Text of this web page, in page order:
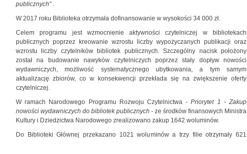
publicznych".
W 2017 roku Biblioteka otrzymała dofinansowanie w wysokości 34 000 zł.
Celem programu jest wzmocnienie aktywności czytelniczej w bibliotekach
publicznych poprzez kreowanie wzrostu liczby wypożyczanych publikacji oraz
wzrostu liczby czytelników bibliotek publicznych. Szczególny nacisk położony
został na budowanie nawyków czytelniczych poprzez stały dopływ nowości
wydawniczych, możliwość systematycznego ubytkowania, a tym samym
aktualizację zbiorów, co w konsekwencji przekłada się na zwiększenie oferty
czytelniczej.
W ramach Narodowego Programu Rozwoju Czytelnictwa -Priorytet 1 - Zakup
nowości wydawniczych do bibliotek publicznych - ze środków finansowych Ministra
Kultury i Dziedzictwa Narodowego zrealizowano zakup 1642 woluminów.
Do Biblioteki Głównej przekazano 1021 woluminów a trzy filie otrzymały 621